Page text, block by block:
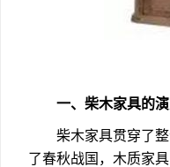
一、柴木家具的演
柴木家具贯穿了整
了春秋战国，木质家